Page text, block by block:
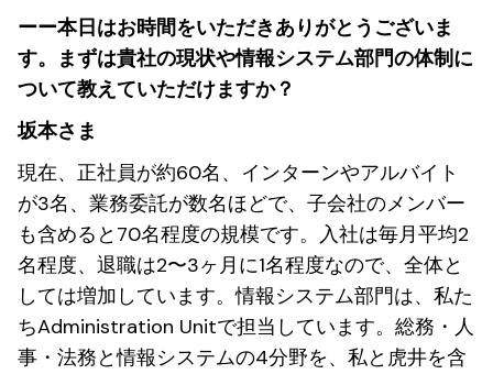
ーー本日はお時間をいただきありがとうございま
す。まずは貴社の現状や情報システム部門の体制に
ついて教えていただけますか？
坂本さま
現在、正社員が約60名、インターンやアルバイト
が3名、業務委託が数名ほどで、子会社のメンバー
も含めると70名程度の規模です。入社は毎月平均2
名程度、退職は2〜3ヶ月に1名程度なので、全体と
しては増加しています。情報システム部門は、私た
ちAdministration Unitで担当しています。総務・人
事・法務と情報システムの4分野を、私と虎井を含